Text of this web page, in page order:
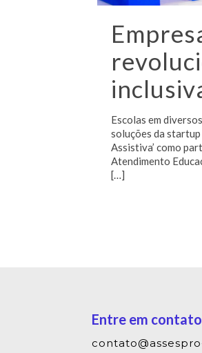
Escolas em
soluções da
Assistiva’ como
Atendimento
[…]
Entre em contato